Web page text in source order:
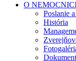
O
Poslanie
História